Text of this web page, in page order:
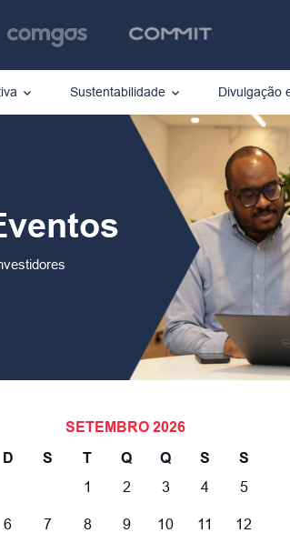
Sustentabilidade Divulgação
SETEMBRO 2026
D
S T Q Q S
S
1
2 3 4 5
6 7 8 9 10 11 12